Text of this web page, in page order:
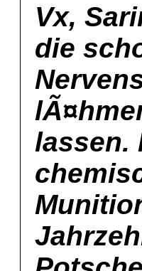
Vx,
die
lassen.